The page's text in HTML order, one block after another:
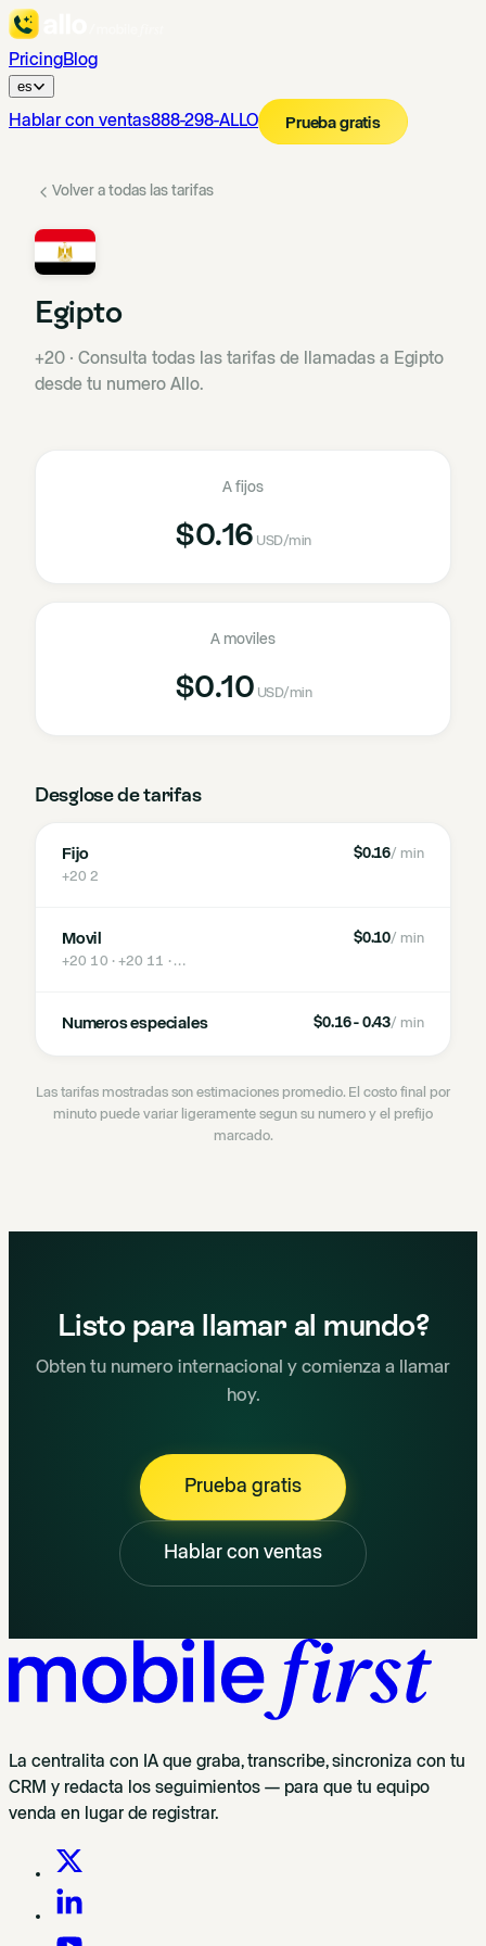
PricingBlog
es
Hablar con ventas888-298-ALLO Prueba gratis
Volver a todas las tarifas
Egipto
+20 · Consulta todas las tarifas de llamadas a Egipto
desde tu numero Allo.
A fijos
$0.16 USD/min
A moviles
$0.10 USD/min
Desglose de tarifas
Fijo
+20 2
$0.16/ min
Movil
+20 10 · +20 11 · …
$0.10/ min
Numeros especiales $0.16 - 0.43/ min
Las tarifas mostradas son estimaciones promedio. El costo final por
minuto puede variar ligeramente segun su numero y el prefijo
marcado.
Listo para llamar al mundo?
Obten tu numero internacional y comienza a llamar
hoy.
Prueba gratis
Hablar con ventas
La centralita con IA que graba, transcribe, sincroniza con tu
CRM y redacta los seguimientos — para que tu equipo
venda en lugar de registrar.